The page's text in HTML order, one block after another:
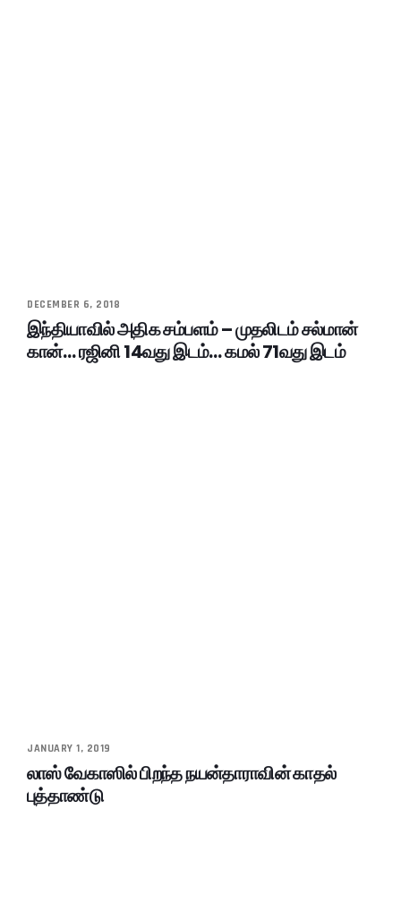
DECEMBER 6, 2018
இந்தியாவில் அதிக சம்பளம் – முதலிடம் சல்மான்
கான்… ரஜினி 14வது இடம்… கமல் 71வது இடம்
JANUARY 1, 2019
லாஸ் வேகாஸில் பிறந்த நயன்தாராவின் காதல்
புத்தாண்டு